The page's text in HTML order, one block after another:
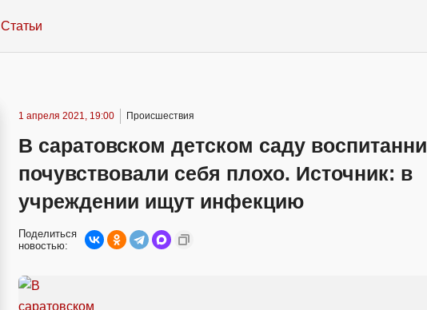
Статьи
1 апреля 2021, 19:00 Происшествия
В саратовском детском саду
почувствовали себя плохо. Источник: в
учреждении ищут инфекцию
Поделиться
новостью: